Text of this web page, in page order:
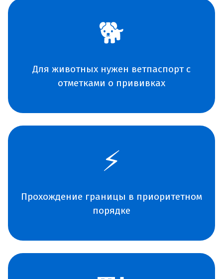
🐕
Для животных нужен ветпаспорт с
отметками о прививках
⚡
Прохождение границы в приоритетном
порядке